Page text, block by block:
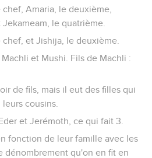
Amaria, le deuxième,
le quatrième.
et Jishija, le deuxième.
et Mushi. Fils de Machli :
de fils, mais il eut des filles qui
cousins.
et Jerémoth, ce qui fait 3.
fonction de leur famille avec les
dénombrement qu'on en fit en